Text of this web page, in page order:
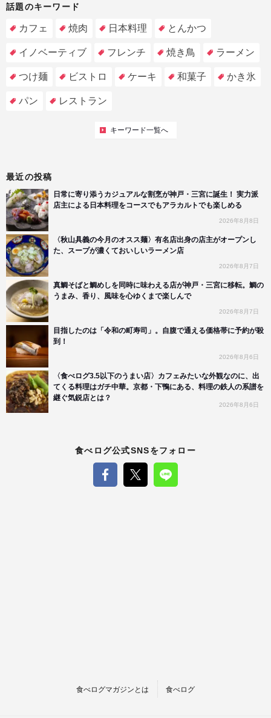
話題のキーワード
カフェ 焼肉 日本料理 とんかつ
イノベーティブ フレンチ 焼き鳥 ラーメン
つけ麺 ビストロ ケーキ 和菓子 かき氷
パン レストラン
キーワード一覧へ
最近の投稿
日常に寄り添うカジュアルな割烹が神戸・三宮に誕生！ 実力派
店主による日本料理をコースでもアラカルトでも楽しめる
2026年8月8日
〈秋山具義の今月のオスス麺〉有名店出身の店主がオープンし
た、スープが濃くておいしいラーメン店
2026年8月7日
真鯛そばと鯛めしを同時に味わえる店が神戸・三宮に移転。鯛の
うまみ、香り、風味を心ゆくまで楽しんで
2026年8月7日
目指したのは「令和の町寿司」。自腹で通える価格帯に予約が殺
到！
2026年8月6日
〈食べログ3.5以下のうまい店〉カフェみたいな外観なのに、出
てくる料理はガチ中華。京都・下鴨にある、料理の鉄人の系譜を
継ぐ気鋭店とは？
2026年8月6日
食べログ公式SNSをフォロー
食べログマガジンとは 食べログ